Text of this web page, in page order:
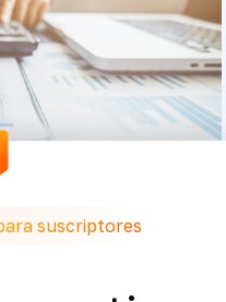
promedio
suscriptores